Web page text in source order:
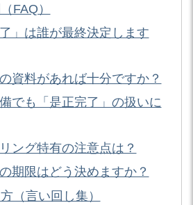
FAQ）
」は誰が最終決定します
資料があれば十分ですか？
でも「是正完了」の扱いに
ング特有の注意点は？
期限はどう決めますか？
（言い回し集）